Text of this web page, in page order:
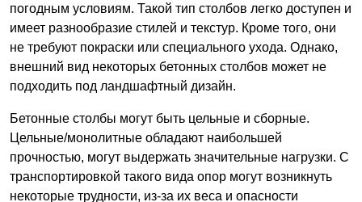
погодным условиям. Такой тип столбов легко доступен и
имеет разнообразие стилей и текстур. Кроме того, они
не требуют покраски или специального ухода. Однако,
внешний вид некоторых бетонных столбов может не
подходить под ландшафтный дизайн.
Бетонные столбы могут быть цельные и сборные.
Цельные/монолитные обладают наибольшей
прочностью, могут выдержать значительные нагрузки. С
транспортировкой такого вида опор могут возникнуть
некоторые трудности, из-за их веса и опасности